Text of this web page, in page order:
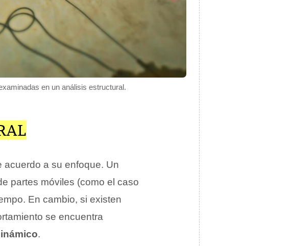
en un análisis estructural.
acuerdo a su enfoque. Un
partes móviles (como el caso
En cambio, si existen
se encuentra
.